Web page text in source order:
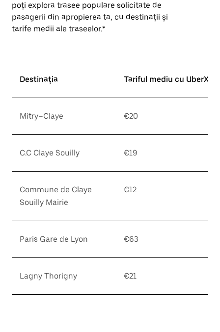
poți explora trasee populare solicitate de
pasagerii din apropierea ta, cu destinații și
tarife medii ale traseelor.*
Destinația Tariful mediu cu UberX*
Mitry–Claye €20
C.C Claye Souilly €19
Commune de Claye
Souilly Mairie
€12
Paris Gare de Lyon €63
Lagny Thorigny €21